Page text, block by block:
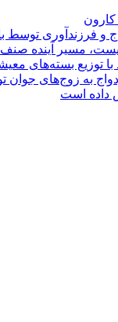
مسیر آینده صنف
داده است